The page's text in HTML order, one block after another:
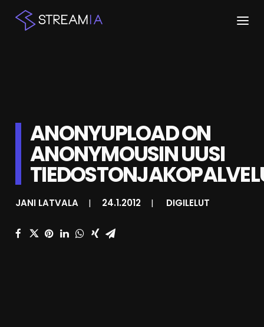
KESKUSTELU
SHOP
ANONYUPLOAD ON
ANONYMOUSIN UUSI
JANI LATVALA | 24.1.2012 | DIGILELUT